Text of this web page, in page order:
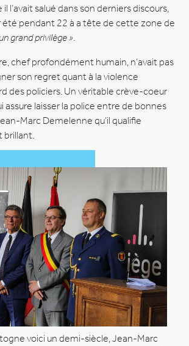
il l’avait salué dans son derniers discours,
été pendant 22 à a tête de cette zone de
grand privilège »
chef profondément humain, n’avait pas
son regret quant à la violence
des policiers. Un véritable crève-coeur
assure laisser la police entre de bonnes
Marc Demelenne qu’il qualifie
brillant.
voici un demi-siècle, Jean-Marc